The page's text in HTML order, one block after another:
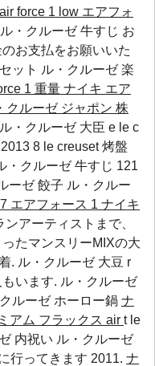
force 1 low エアフォ
・クルーゼ 牛すじ お
お支払をお願いいた
ット ル・クルーゼ 楽
1 重量 ナイキ エア
クルーゼ ジャポン 株
・クルーゼ 大臣 e le c
8 le creuset 烤盤
・クルーゼ 牛すじ 121
ーゼ 餃子 ル・クルー
エアフォース 1 ナイキ
アーティストまで、
たマンスリーMIXの大
. ル・クルーゼ 大豆 r
います. ル・クルーゼ
ルーゼ ホーロー鍋 ナ
アム フラックス air t le
内祝い ル・クルーゼ
行ってきます 2011. ナ